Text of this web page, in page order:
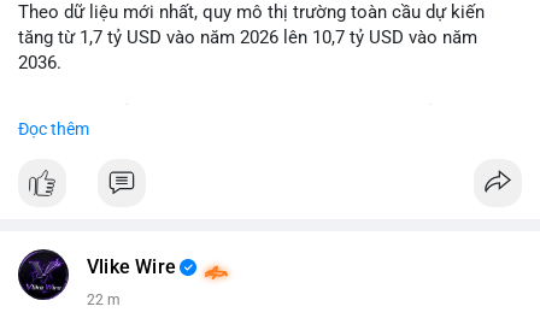
Lời khuyên: Nhà đầu tư nhỏ lẻ nên quan sát thêm 2-4 giờ sau
khi giao dịch được xác nhận, tránh hành động theo cảm xúc.
ưu tiên quản trị rủi ro trong giai đoạn biến động mạnh.
#btcmempool65k
Theo dữ liệu mới nhất, quy mô thị trường toàn cầu dự kiến
tăng từ 1,7 tỷ USD vào năm 2026 lên 10,7 tỷ USD vào năm
2036.
hàng năm (CAGR) ấn tượng lên tới 20,2%.
Điều gì đang thúc đẩy sự tăng trưởng vượt bậc này? Hãy cùng
Đọc thêm
Vlike Wire
22 m